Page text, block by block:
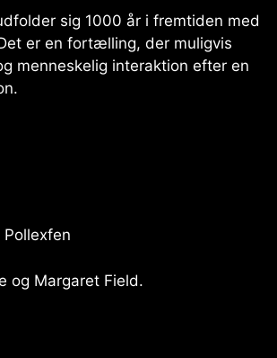
sig 1000 år i fremtiden med
er en fortælling, der muligvis
menneskelig interaktion efter en
og Margaret Field.